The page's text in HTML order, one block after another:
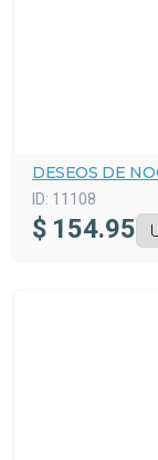
DESEOS DE
ID: 11108
$ 154.95